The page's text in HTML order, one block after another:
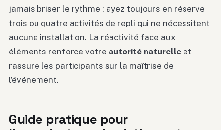
jamais briser le rythme : ayez toujours en réserve
trois ou quatre activités de repli qui ne nécessitent
aucune installation. La réactivité face aux
éléments renforce votre autorité naturelle et
rassure les participants sur la maîtrise de
l’événement.
Guide pratique pour